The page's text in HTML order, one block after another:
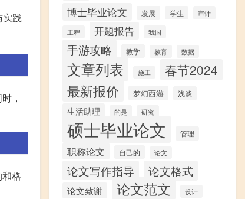
实践
，
格
博士毕业论文 发展 学生
审计
工程
开题报告 我国
手游攻略 教学 教育 数据
文章列表 施工 春节2024
最新报价 梦幻西游 浅谈
生活助理 的是 研究
硕士毕业论文 管理
职称论文 自己的 论文
论文写作指导 论文格式
论文致谢 论文范文
设计